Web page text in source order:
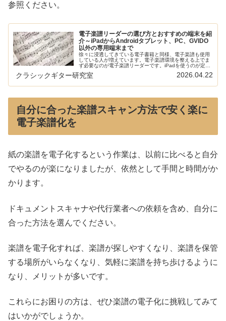
参照ください。
電子楽譜リーダーの選び方とおすすめの端末を紹
介～iPadからAndroidタブレット、PC、GVIDO
以外の専用端末まで
徐々に浸透してきている電子書籍と同様、電子楽譜も使用
している人が増えています。電子楽譜環境を整える上でま
ず必要なのが電子楽譜リーダーです。iPadを使うのが定番
ですが、他にもAndroidタブレット、Windows PC、
GVIDO以外の専…
クラシックギター研究室 2026.04.22
自分に合った楽譜スキャン方法で安く楽に
電子楽譜化を
紙の楽譜を電子化するという作業は、以前に比べると自分
でやるのが楽になりましたが、依然として手間と時間がか
かります。
ドキュメントスキャナや代行業者への依頼を含め、自分に
合った方法を選んでください。
楽譜を電子化すれば、楽譜が探しやすくなり、楽譜を保管
する場所がいらなくなり、気軽に楽譜を持ち歩けるように
なり、メリットが多いです。
これらにお困りの方は、ぜひ楽譜の電子化に挑戦してみて
はいかがでしょうか。